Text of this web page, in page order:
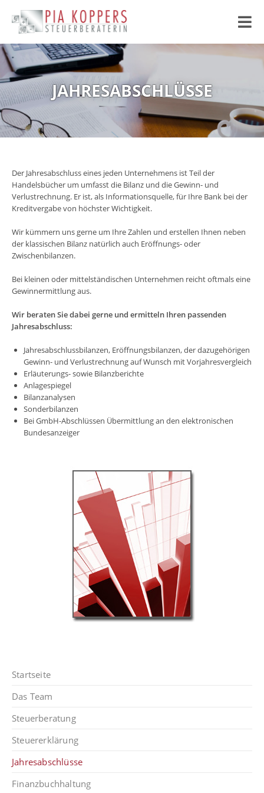
Inhalt
springen
JAHRESABSCHLÜSSE
Der Jahresabschluss eines jeden Unternehmens ist Teil der
Handelsbücher um umfasst die Bilanz und die Gewinn- und
Verlustrechnung. Er ist, als Informationsquelle, für Ihre Bank bei der
Kreditvergabe von höchster Wichtigkeit.
Wir kümmern uns gerne um Ihre Zahlen und erstellen Ihnen neben
der klassischen Bilanz natürlich auch Eröffnungs- oder
Zwischenbilanzen.
Bei kleinen oder mittelständischen Unternehmen reicht oftmals eine
Gewinnermittlung aus.
Wir beraten Sie dabei gerne und ermitteln Ihren passenden
Jahresabschluss:
Jahresabschlussbilanzen, Eröffnungsbilanzen, der dazugehörigen
Gewinn- und Verlustrechnung auf Wunsch mit Vorjahresvergleich
Erläuterungs- sowie Bilanzberichte
Anlagespiegel
Bilanzanalysen
Sonderbilanzen
Bei GmbH-Abschlüssen Übermittlung an den elektronischen
Bundesanzeiger
Startseite
Das Team
Steuerberatung
Steuererklärung
Jahresabschlüsse
Finanzbuchhaltung